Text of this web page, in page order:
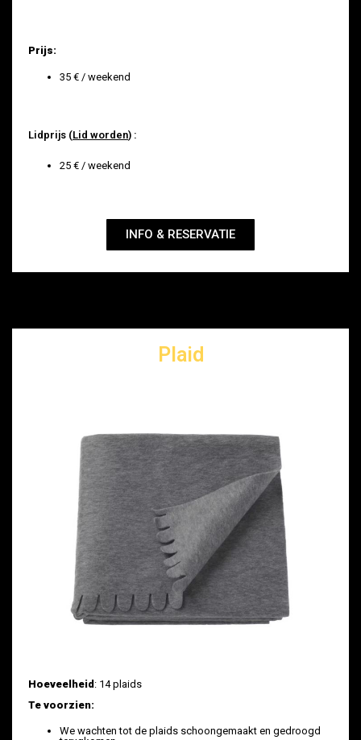
Prijs:
35 € / weekend
Lidprijs (Lid worden) :
25 € / weekend
INFO & RESERVATIE
Plaid
Hoeveelheid: 14 plaids
Te voorzien:
We wachten tot de plaids schoongemaakt en gedroogd